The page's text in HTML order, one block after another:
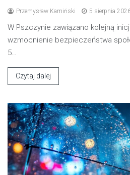
Przemysław Kamiński 5 sierpnia
W Pszczynie zawiązano kolejną
wzmocnienie bezpieczeństwa
5…
Czytaj dalej